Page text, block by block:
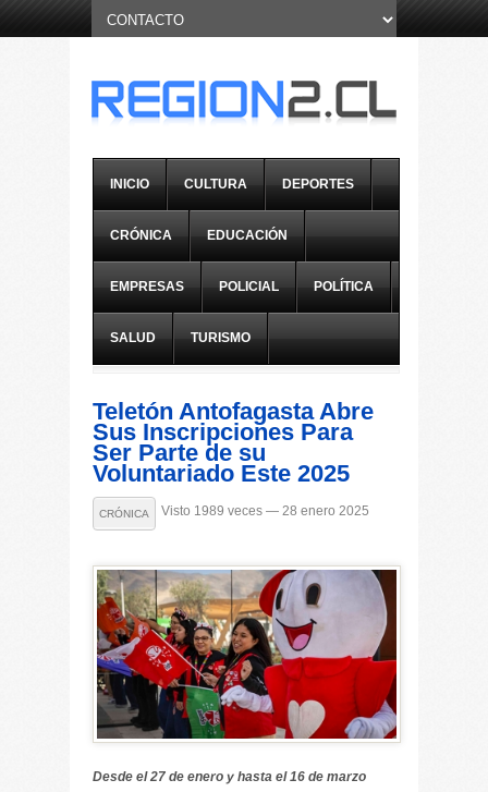
INICIO CULTURA DEPORTES
CRÓNICA EDUCACIÓN
EMPRESAS POLICIAL POLÍTICA
SALUD TURISMO
Teletón Antofagasta Abre
Sus Inscripciones Para
Ser Parte de su
Voluntariado Este 2025
CRÓNICA Visto 1989 veces — 28 enero 2025
Desde el 27 de enero y hasta el 16 de marzo